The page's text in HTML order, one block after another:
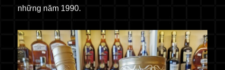
những năm 1990.